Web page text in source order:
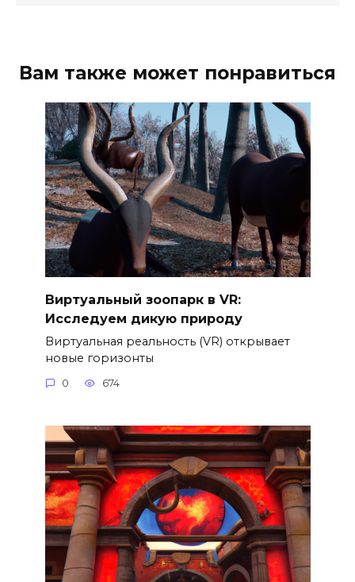
Вам также может понравиться
Виртуальный зоопарк в VR:
Исследуем дикую природу
Виртуальная реальность (VR) открывает
новые горизонты
0 674